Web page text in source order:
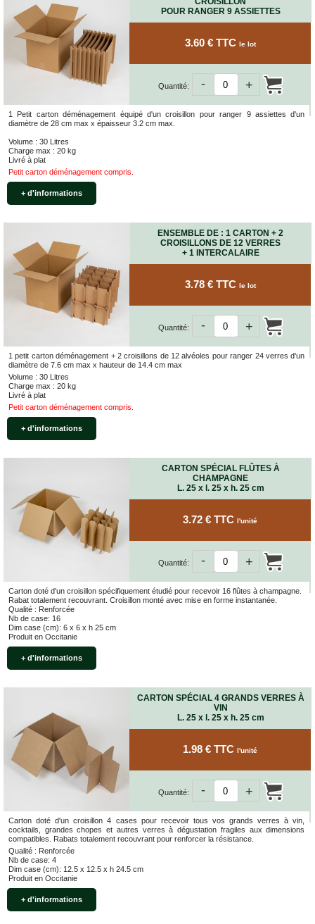
POUR RANGER 9 ASSIETTES
1 Petit carton déménagement équipé d'un croisillon pour ranger 9 assiettes d'un
diamètre de 28 cm max x épaisseur 3.2 cm max.
Volume : 30 Litres
Charge max : 20 kg
Livré à plat
Petit carton déménagement compris.
+ d'informations
3.60 € TTC le lot
Quantité: +
-
ENSEMBLE DE : 1 CARTON + 2
CROISILLONS DE 12 VERRES
+ 1 INTERCALAIRE
1 petit carton déménagement + 2 croisillons de 12 alvéoles pour ranger 24 verres d'un
diamètre de 7.6 cm max x hauteur de 14.4 cm max
Volume : 30 Litres
Charge max : 20 kg
Livré à plat
Petit carton déménagement compris.
+ d'informations
3.78 € TTC le lot
Quantité: +
-
CARTON SPÉCIAL FLÛTES À
CHAMPAGNE
L. 25 x l. 25 x h. 25 cm
Carton doté d'un croisillon spécifiquement étudié pour recevoir 16 flûtes à champagne.
Rabat totalement recouvrant. Croisillon monté avec mise en forme instantanée.
Qualité : Renforcée
Nb de case: 16
Dim case (cm): 6 x 6 x h 25 cm
Produit en Occitanie
+ d'informations
3.72 € TTC l'unité
Quantité: +
-
CARTON SPÉCIAL 4 GRANDS VERRES À
VIN
L. 25 x l. 25 x h. 25 cm
Carton doté d'un croisillon 4 cases pour recevoir tous vos grands verres à vin,
cocktails, grandes chopes et autres verres à dégustation fragiles aux dimensions
compatibles. Rabats totalement recouvrant pour renforcer la résistance.
Qualité : Renforcée
Nb de case: 4
Dim case (cm): 12.5 x 12.5 x h 24.5 cm
Produit en Occitanie
+ d'informations
1.98 € TTC l'unité
Quantité: +
-